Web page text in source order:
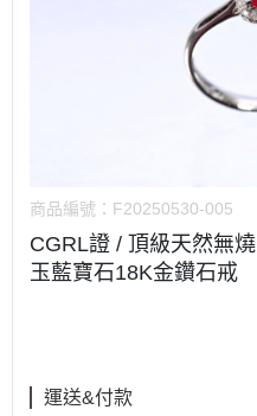
商品編號： F20250530-005
CGRL證 / 頂級天然無
玉藍寶石18K金鑽石戒
運送&付款